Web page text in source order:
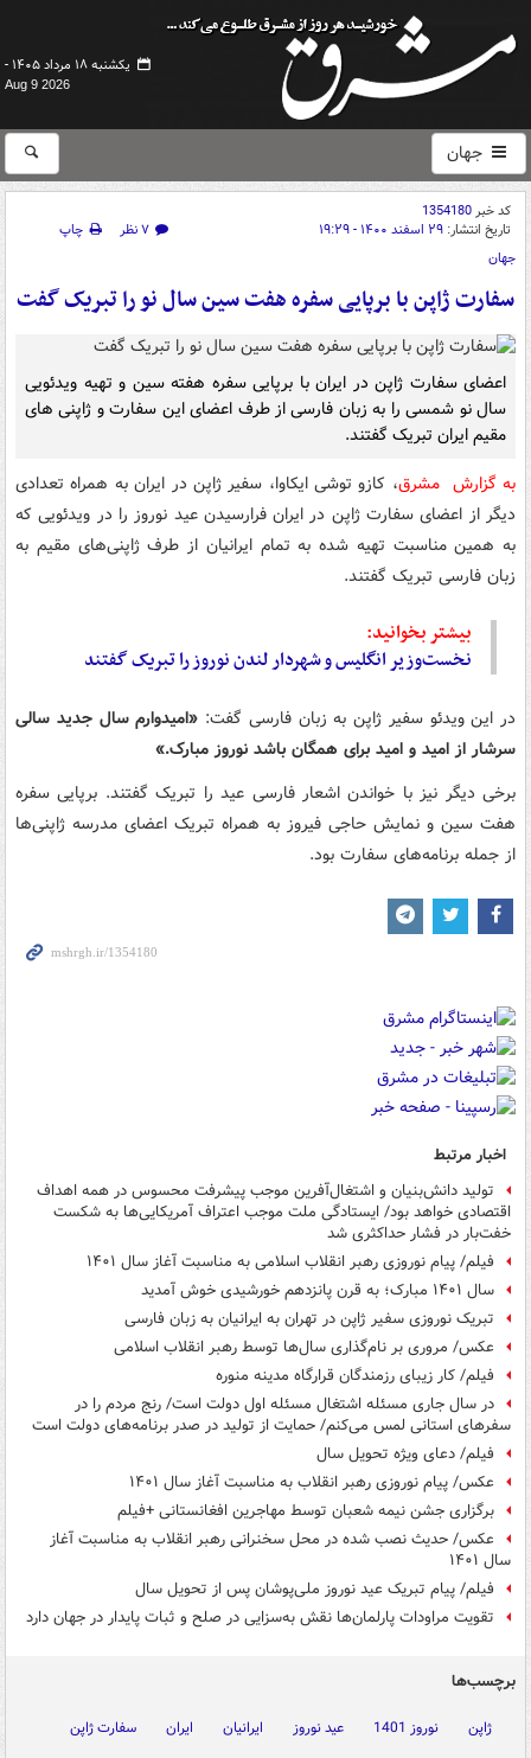
یکشنبه ۱۸ مرداد ۱۴۰۵ -
Aug 9 2026
جهان
کد خبر1354180
تاریخ انتشار: ۲۹ اسفند ۱۴۰۰ - ۱۹:۲۹ ۷ نظر
چاپ
جهان
سفارت ژاپن با برپایی سفره هفت سین سال نو را تبریک گفت
اعضای سفارت ژاپن در ایران با برپایی سفره هفته سین و تهیه ویدئویی
سال نو شمسی را به زبان فارسی از طرف اعضای این سفارت و ژاپنی های
مقیم ایران تبریک گفتند.
به گزارش مشرق، کازو توشی ایکاوا، سفیر ژاپن در ایران به همراه تعدادی
دیگر از اعضای سفارت ژاپن در ایران فرارسیدن عید نوروز را در ویدئویی که
به همین مناسبت تهیه شده به تمام ایرانیان از طرف ژاپنی‌های مقیم به
زبان فارسی تبریک گفتند.
بیشتر بخوانید:
نخست‌وزیر انگلیس و شهردار لندن نوروز را تبریک گفتند
در این ویدئو سفیر ژاپن به زبان فارسی گفت: «امیدوارم سال جدید سالی
سرشار از امید و امید برای همگان باشد نوروز مبارک.»
برخی دیگر نیز با خواندن اشعار فارسی عید را تبریک گفتند. برپایی سفره
هفت سین و نمایش حاجی فیروز به همراه تبریک اعضای مدرسه ژاپنی‌ها
از جمله برنامه‌های سفارت بود.
اخبار مرتبط
تولید دانش‌بنیان و اشتغال‌آفرین موجب پیشرفت محسوس در همه اهداف
اقتصادی خواهد بود/ ایستادگی ملت موجب اعتراف آمریکایی‌ها به شکست
خفت‌بار در فشار حداکثری شد
فیلم/ پیام نوروزی رهبر انقلاب اسلامی به مناسبت آغاز سال ۱۴۰۱
سال ۱۴۰۱ مبارک؛ به قرن پانزدهم خورشیدی خوش آمدید
تبریک نوروزی سفیر ژاپن در تهران به ایرانیان به زبان فارسی
عکس/ مروری بر نام‌گذاری سال‌ها توسط رهبر انقلاب اسلامی
فیلم/ کار زیبای رزمندگان قرارگاه مدینه منوره
در سال جاری مسئله اشتغال مسئله اول دولت است/ رنج مردم را در
سفرهای استانی لمس می‌کنم/ حمایت از تولید در صدر برنامه‌های دولت است
فیلم/ دعای ویژه تحویل سال
عکس/ پیام نوروزی رهبر انقلاب به مناسبت آغاز سال ۱۴۰۱
برگزاری جشن نیمه شعبان توسط مهاجرین افغانستانی +فیلم
عکس/ حدیث نصب شده در محل سخنرانی رهبر انقلاب به مناسبت آغاز
سال ۱۴۰۱
فیلم/ پیام تبریک عید نوروز ملی‌پوشان پس از تحویل سال
تقویت مراودات پارلمان‌ها نقش به‌سزایی در صلح و ثبات پایدار در جهان دارد
برچسب‌ها
ژاپن نوروز 1401 عید نوروز ایرانیان ایران سفارت ژاپن